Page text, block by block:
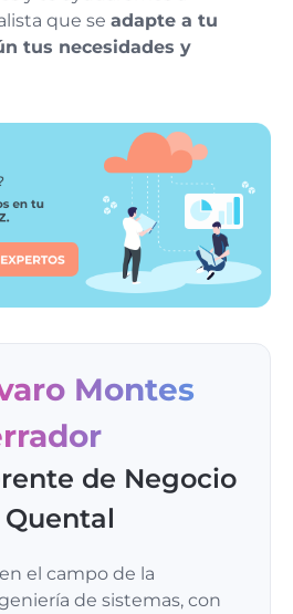
que se adapte a tu
tus necesidades y
Montes
de Negocio
Quental
el campo de la
de sistemas, con